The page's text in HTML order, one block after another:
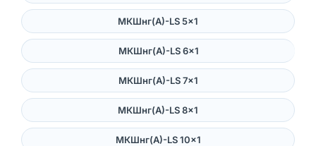
МКШнг(А)-LS 5×1
МКШнг(А)-LS 6×1
МКШнг(А)-LS 7×1
МКШнг(А)-LS 8×1
МКШнг(А)-LS 10×1